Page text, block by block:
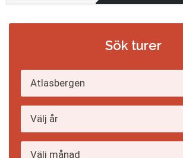
Sök turer